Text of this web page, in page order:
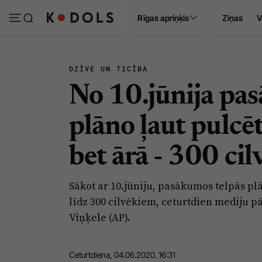
Rīgas apriņķis Ziņas
DZĪVE UN TICĪBA
No 10.jūnija
plāno ļaut
bet ārā - 300
Sākot ar 10.jūniju, pasākumos telpās
līdz 300 cilvēkiem, ceturtdien mediju
Viņķele (AP).
Ceturtdiena, 04.06.2020. 16:31